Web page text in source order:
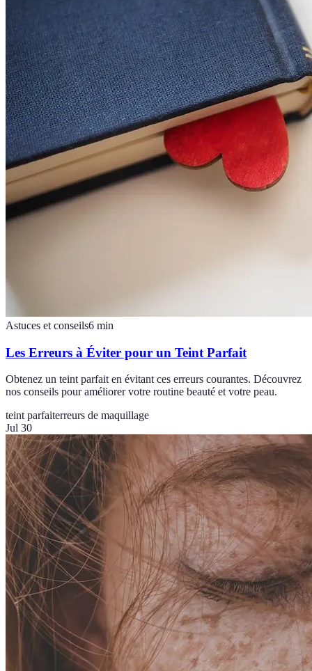
Astuces et conseils6 min
Les Erreurs à Éviter pour un Teint Parfait
Obtenez un teint parfait en évitant ces erreurs courantes. Découvrez
nos conseils pour améliorer votre routine beauté et votre peau.
teint parfaiterreurs de maquillage
Jul 30